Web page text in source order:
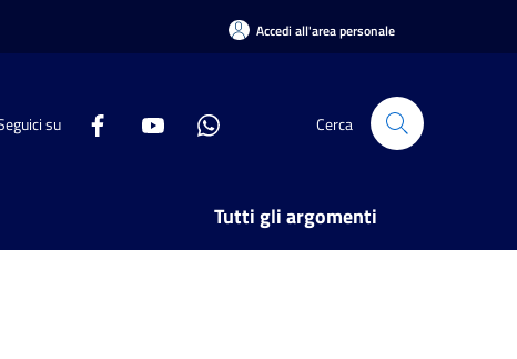
Accedi all'area personale
su Cerca
Tutti gli argomenti